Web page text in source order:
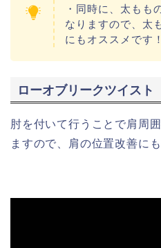
・同時に、太もも
なりますので、太
にもオススメです！
ローオブリークツイスト
肘を付いて行うことで肩周
ますので、肩の位置改善に